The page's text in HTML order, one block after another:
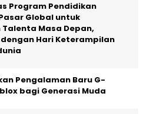
Program Pendidikan
Global untuk
Masa Depan,
Hari Keterampilan
Pengalaman Baru G-
bagi Generasi Muda